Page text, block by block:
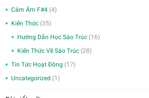
Cảm Âm F#4 (4)
Kiến Thức (35)
Hướng Dẫn Học Sáo Trúc (16)
Kiến Thức Về Sáo Trúc (28)
Tin Tức Hoạt Động (17)
Uncategorized (1)